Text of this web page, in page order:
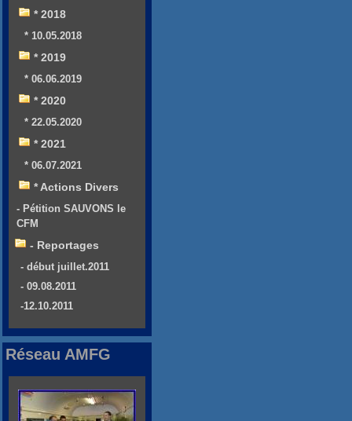
* 2018
* 10.05.2018
* 2019
* 06.06.2019
* 2020
* 22.05.2020
* 2021
* 06.07.2021
* Actions Divers
- Pétition SAUVONS le
CFM
- Reportages
- début juillet.2011
- 09.08.2011
-12.10.2011
Réseau AMFG